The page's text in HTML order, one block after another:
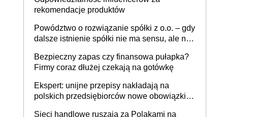
rekomendacje produktów
Powództwo o rozwiązanie spółki z o.o. – gdy
dalsze istnienie spółki nie ma sensu, ale nie
Bezpieczny zapas czy finansowa pułapka?
Firmy coraz dłużej czekają na gotówkę
Ekspert: unijne przepisy nakładają na
polskich przedsiębiorców nowe obowiązki w
Sieci handlowe ruszają za Polakami na